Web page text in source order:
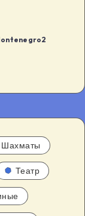
Шахматы
Театр